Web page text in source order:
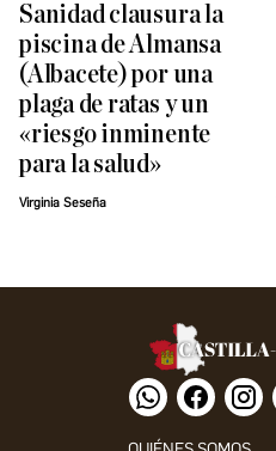
Sanidad clausura la
piscina de Almansa
(Albacete) por una
plaga de ratas y un
«riesgo inminente
para la salud»
Virginia Seseña